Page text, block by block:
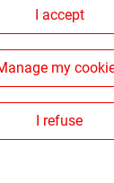
Conditions
- Plan du site
compagnie
non
only
function
to the
I accept
my
I refuse